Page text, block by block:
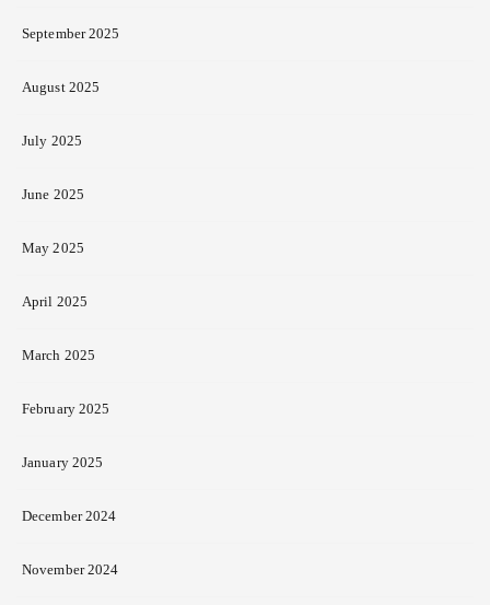
September 2025
August 2025
July 2025
June 2025
May 2025
April 2025
March 2025
February 2025
January 2025
December 2024
November 2024